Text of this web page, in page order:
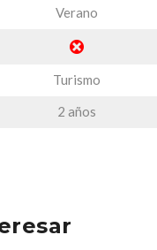
Verano
Turismo
2 años